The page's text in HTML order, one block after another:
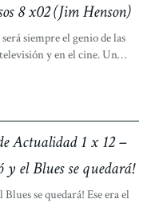
de Blues de Moratalaz —
celebrándose—; hablamos
8 x02 (Jim Henson)
siempre el genio de las
y en el cine. Un
1954 hasta su prematura
un nuevo concepto en el
fue la rana Kermit
un […]
Actualidad 1 x 12 –
y el Blues se quedará!
Blues se quedará! Ese era el